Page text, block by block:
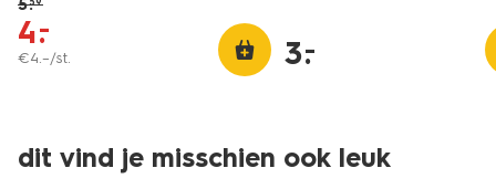
5.
4.
–
€4.–/st. 3.
–
dit vind je misschien ook leuk
sale